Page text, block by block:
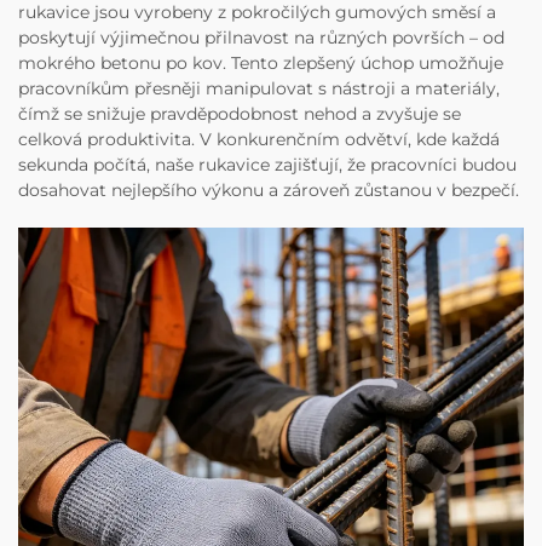
rukavice jsou vyrobeny z pokročilých gumových směsí a
poskytují výjimečnou přilnavost na různých površích – od
mokrého betonu po kov. Tento zlepšený úchop umožňuje
pracovníkům přesněji manipulovat s nástroji a materiály,
čímž se snižuje pravděpodobnost nehod a zvyšuje se
celková produktivita. V konkurenčním odvětví, kde každá
sekunda počítá, naše rukavice zajišťují, že pracovníci budou
dosahovat nejlepšího výkonu a zároveň zůstanou v bezpečí.